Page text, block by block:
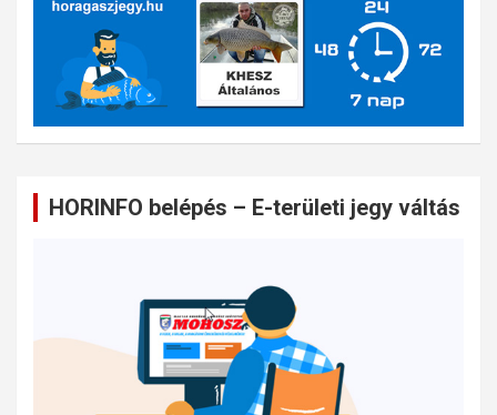
HORINFO belépés – E-területi jegy váltás